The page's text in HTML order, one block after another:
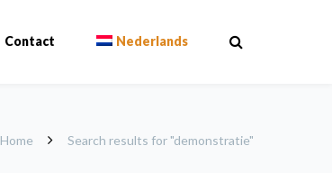
Contact Nederlands
Home Search results for "demonstratie"